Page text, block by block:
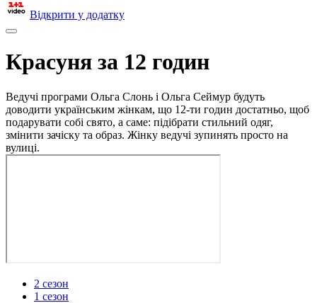
Відкрити у додатку
Красуня за 12 годин
Ведучі програми Ольга Слонь і Ольга Сеймур будуть
доводити українським жінкам, що 12-ти годин достатньо, щоб
подарувати собі свято, а саме: підібрати стильний одяг,
змінити зачіску та образ. Жінку ведучі зупинять просто на
вулиці.
2 сезон
1 сезон